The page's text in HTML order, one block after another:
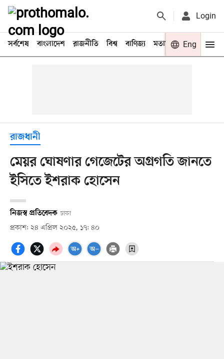
Login
সর্বশেষ বাংলাদেশ রাজনীতি বিশ্ব বাণিজ্য মতামত খেলা
Eng
রাজধানী
মেয়র ঘোষণার গেজেটের অগ্রগতি জানতে
ইসিতে ইশরাক হোসেন
নিজস্ব প্রতিবেদক ঢাকা
প্রকাশ: ২৪ এপ্রিল ২০২৫, ১৭: ৪০